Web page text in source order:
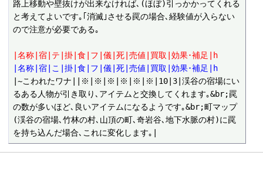
路上移動や壁抜けが出来なければ､(ほぼ)引っかかってくれる
と考えてよいです｡｢消滅｣させる罠の場合､経験値が入らない
ので注意が必要である｡
|名称|宿|テ|掛|食|フ|儀|死|売値|買取|効果･補足|h
|名称|宿|こ|掛|食|フ|儀|死|売値|買取|効果･補足|h
|~こわれたワナ||※|※|※|※|※|※|10|3|渓谷の宿場にい
るある人物が引き取り､アイテムと交換してくれます｡&br;罠
の数が多いほど､良いアイテムになるようです｡&br;町マップ
(渓谷の宿場､竹林の村､山頂の町､奇岩谷､地下水脈の村)に罠